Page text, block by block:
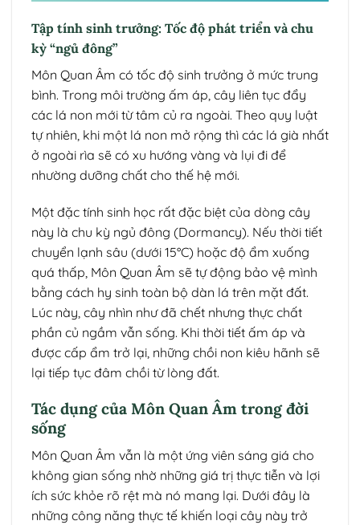
Tập tính sinh trưởng: Tốc độ phát triển và chu
kỳ “ngủ đông”
Môn Quan Âm có tốc độ sinh trưởng ở mức trung
bình. Trong môi trường ấm áp, cây liên tục đẩy
các lá non mới từ tâm củ ra ngoài. Theo quy luật
tự nhiên, khi một lá non mở rộng thì các lá già nhất
ở ngoài rìa sẽ có xu hướng vàng và lụi đi để
nhường dưỡng chất cho thế hệ mới.
Một đặc tính sinh học rất đặc biệt của dòng cây
này là chu kỳ ngủ đông (Dormancy). Nếu thời tiết
chuyển lạnh sâu (dưới 15°C) hoặc độ ẩm xuống
quá thấp, Môn Quan Âm sẽ tự động bảo vệ mình
bằng cách hy sinh toàn bộ dàn lá trên mặt đất.
Lúc này, cây nhìn như đã chết nhưng thực chất
phần củ ngầm vẫn sống. Khi thời tiết ấm áp và
được cấp ẩm trở lại, những chồi non kiêu hãnh sẽ
lại tiếp tục đâm chồi từ lòng đất.
Tác dụng của Môn Quan Âm trong đời
sống
Môn Quan Âm vẫn là một ứng viên sáng giá cho
không gian sống nhờ những giá trị thực tiễn và lợi
ích sức khỏe rõ rệt mà nó mang lại. Dưới đây là
những công năng thực tế khiến loại cây này trở